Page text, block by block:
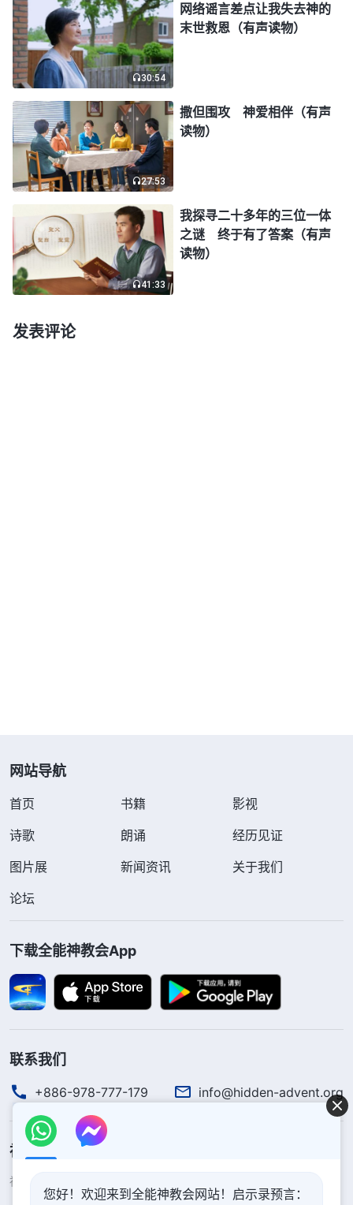
我生怕孩子会像那个小男孩一样成了痴呆儿，那样的
话我可怎么办呢？
我刚返回医院，丈夫和公公也都赶来了，丈夫看
到孩子的情况心疼极了，他狠狠地冲我说：“要是孩
子有个三长两短，你该上哪儿上哪儿，我再也不想见
到你！”听到这话，我心里更是委屈难受，再看看躺
在重症监护室里一动也不动的孩子，我痛苦得连呼吸
都很困难，胸口像堵了一块大石头似的。我在心里不
断地呼求神：“神啊！神啊！我现在很孤独无助，你
是我唯一的依靠，求你开启、带领、引导我，使我明
白你的心意，顺服你的摆布安排，孩子有没有病，什
太小了，求你加给我信心与力量，求你保守我的心，
守。家人见孩子醒了，也都松了一口气。
想到医生之前说那个男孩吃了拉肚子药造成大脑
失常，家人便赶紧测试孩子，但问什么孩子都能反应
医生过来检查，看到孩子的状况好多了，他很惊讶地
说：“真没想到孩子会醒得这么快！”眼前的一切都是
神的奇妙作为，我真实看到了神主宰万物的权柄，也
看到了每个人的生死都在神的手中掌握，医生说了不
算，这是千真万确的！我高兴得一个劲地感谢赞美
神！
的情况还不稳定，得再观察，别再出现并发症就
行。”听到“并发症”这几个字我又陷入了担心之中，
怕孩子再次昏睡不醒。看着酣睡的孩子和那张稚嫩的
小脸，我赶紧跟神祷告求神带领自己，想到神的话
活也都在神的眼目之中，无论你是否相信这一切，然
30:54
网络谣言差点让我失去神的
末世救恩（有声读物）
27:53
撒但围攻 神爱相伴（有声
读物）
41:33
我探寻二十多年的三位一体
之谜 终于有了答案（有声
读物）
发表评论
网站导航
首页 书籍
影视
诗歌
朗诵
经历见证
图片展
新闻资讯
关于我们
论坛
下载全能神教会App
联系我们
+886-978-777-179 info@hidden-advent.org
神的国度降临了
神的国度已经降临在人间！你想进入神的国度吗？
您好！欢迎来到全能神教会网站！启示录预言：